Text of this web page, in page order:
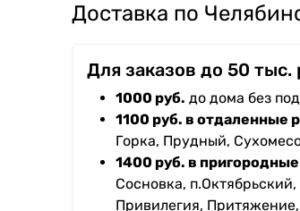
Доставка по
Для заказов до 50 тыс.
1000 руб. до дома без
1100 руб. в отдаленные
Горка, Прудный,
1400 руб. в
Сосновка,
Привилегия,